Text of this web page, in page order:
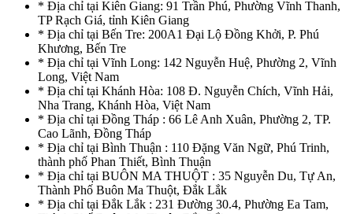
* Địa chỉ tại Kiên Giang: 91 Trần Phú, Phường Vĩnh Thanh,
TP Rạch Giá, tỉnh Kiên Giang
* Địa chỉ tại Bến Tre: 200A1 Đại Lộ Đồng Khởi, P. Phú
Khương, Bến Tre
* Địa chỉ tại Vĩnh Long: 142 Nguyễn Huệ, Phường 2, Vĩnh
Long, Việt Nam
* Địa chỉ tại Khánh Hòa: 108 Đ. Nguyễn Chích, Vĩnh Hải,
Nha Trang, Khánh Hòa, Việt Nam
* Địa chỉ tại Đồng Tháp : 66 Lê Anh Xuân, Phường 2, TP.
Cao Lãnh, Đồng Tháp
* Địa chỉ tại Bình Thuận : 110 Đặng Văn Ngữ, Phú Trinh,
thành phố Phan Thiết, Bình Thuận
* Địa chỉ tại BUÔN MA THUỘT : 35 Nguyễn Du, Tự An,
Thành Phố Buôn Ma Thuột, Đắk Lắk
* Địa chỉ tại Đắk Lắk : 231 Đường 30.4, Phường Ea Tam,